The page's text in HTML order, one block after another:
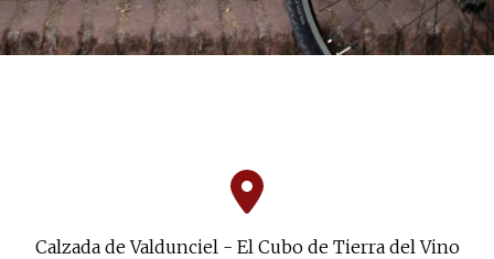
Calzada de Valdunciel - El Cubo de Tierra del Vino